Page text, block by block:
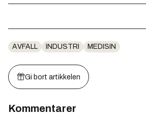
AVFALL INDUSTRI MEDISIN
Gi bort artikkelen
Kommentarer